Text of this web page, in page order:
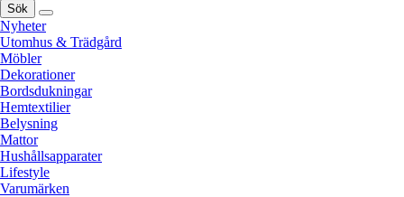
Sök
Nyheter
Utomhus & Trädgård
Möbler
Dekorationer
Bordsdukningar
Hemtextilier
Belysning
Mattor
Hushållsapparater
Lifestyle
Varumärken